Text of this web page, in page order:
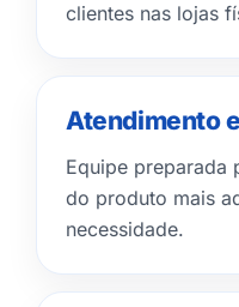
clientes nas lojas
Atendimento
Equipe preparada
do produto mais
necessidade.